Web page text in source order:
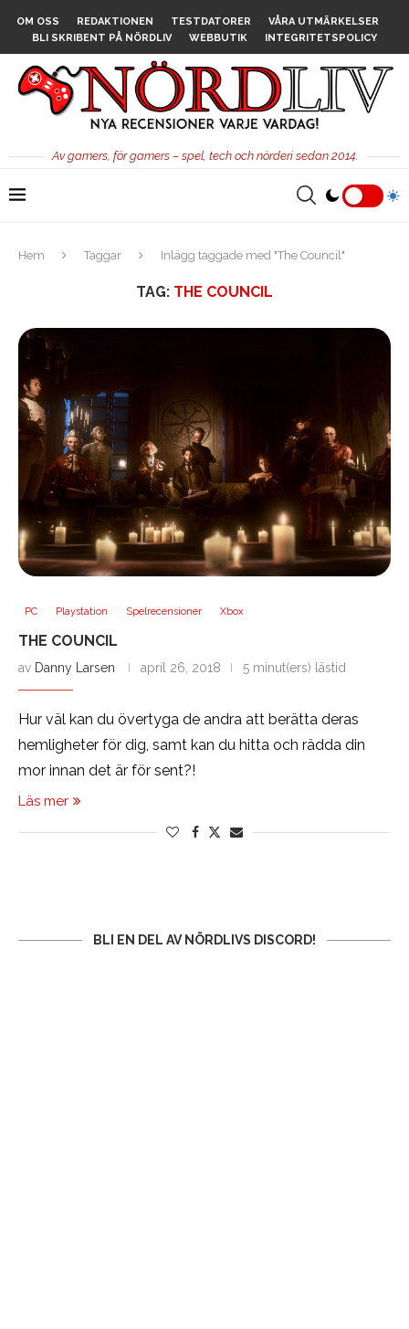
OM OSS REDAKTIONEN TESTDATORER
VÅRA UTMÄRKELSER
BLI SKRIBENT PÅ NÖRDLIV
WEBBUTIK INTEGRITETSPOLICY
Av gamers, för gamers – spel, tech och nörderi sedan 2014.
Hem Taggar Inlägg taggade med "The Council"
TAG: THE COUNCIL
PC Playstation Spelrecensioner Xbox
THE COUNCIL
av Danny Larsen april 26, 2018 5 minut(ers) lästid
Hur väl kan du övertyga de andra att berätta deras
hemligheter för dig, samt kan du hitta och rädda din
mor innan det är för sent?!
Läs mer
BLI EN DEL AV NÖRDLIVS DISCORD!